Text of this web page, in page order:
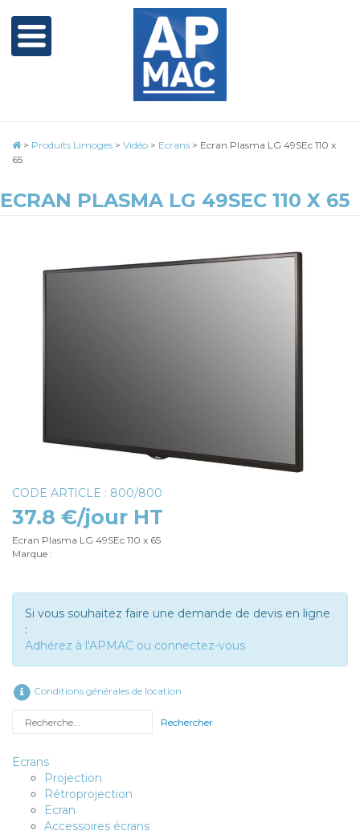
> Produits Limoges > Vidéo > Ecrans > Ecran Plasma LG 49SEc 110 x
65
ECRAN PLASMA LG 49SEC 110 X 65
CODE ARTICLE : 800/800
37.8 €/jour HT
Ecran Plasma LG 49SEc 110 x 65
Marque :
Si vous souhaitez faire une demande de devis en ligne
:
Adhérez à l'APMAC ou connectez-vous
Conditions générales de location
Rechercher
Ecrans
Projection
Rétroprojection
Ecran
Accessoires écrans